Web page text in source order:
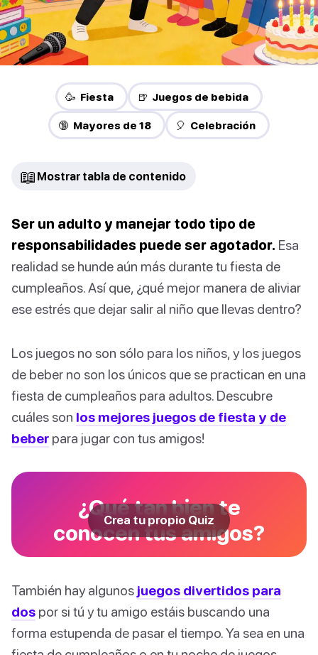
🥳 Fiesta 🍺 Juegos de bebida
🔞 Mayores de 18 🎈 Celebración
📖 Mostrar tabla de contenido
Ser un adulto y manejar todo tipo de
responsabilidades puede ser agotador. Esa
realidad se hunde aún más durante tu fiesta de
cumpleaños. Así que, ¿qué mejor manera de aliviar
ese estrés que dejar salir al niño que llevas dentro?
Los juegos no son sólo para los niños, y los juegos
de beber no son los únicos que se practican en una
fiesta de cumpleaños para adultos. Descubre
cuáles son los mejores juegos de fiesta y de
beber para jugar con tus amigos!
¿Qué tan bien te
conocen tus amigos?
Crea tu propio Quiz
También hay algunos juegos divertidos para
dos por si tú y tu amigo estáis buscando una
forma estupenda de pasar el tiempo. Ya sea en una